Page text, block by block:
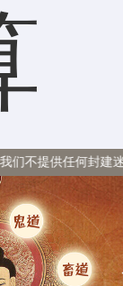
建迷信内容。